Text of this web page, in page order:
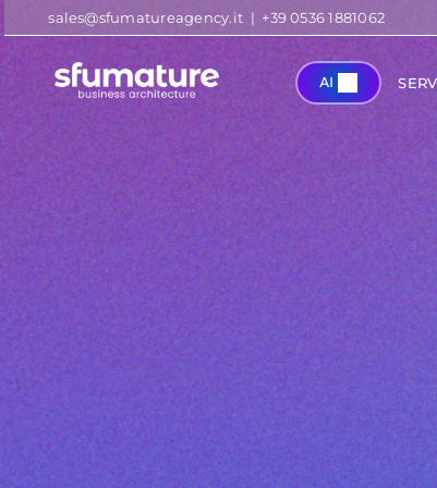
Salta
al
contenuto
sales@sfumatureagency.it | +39 0536 1881062
AI